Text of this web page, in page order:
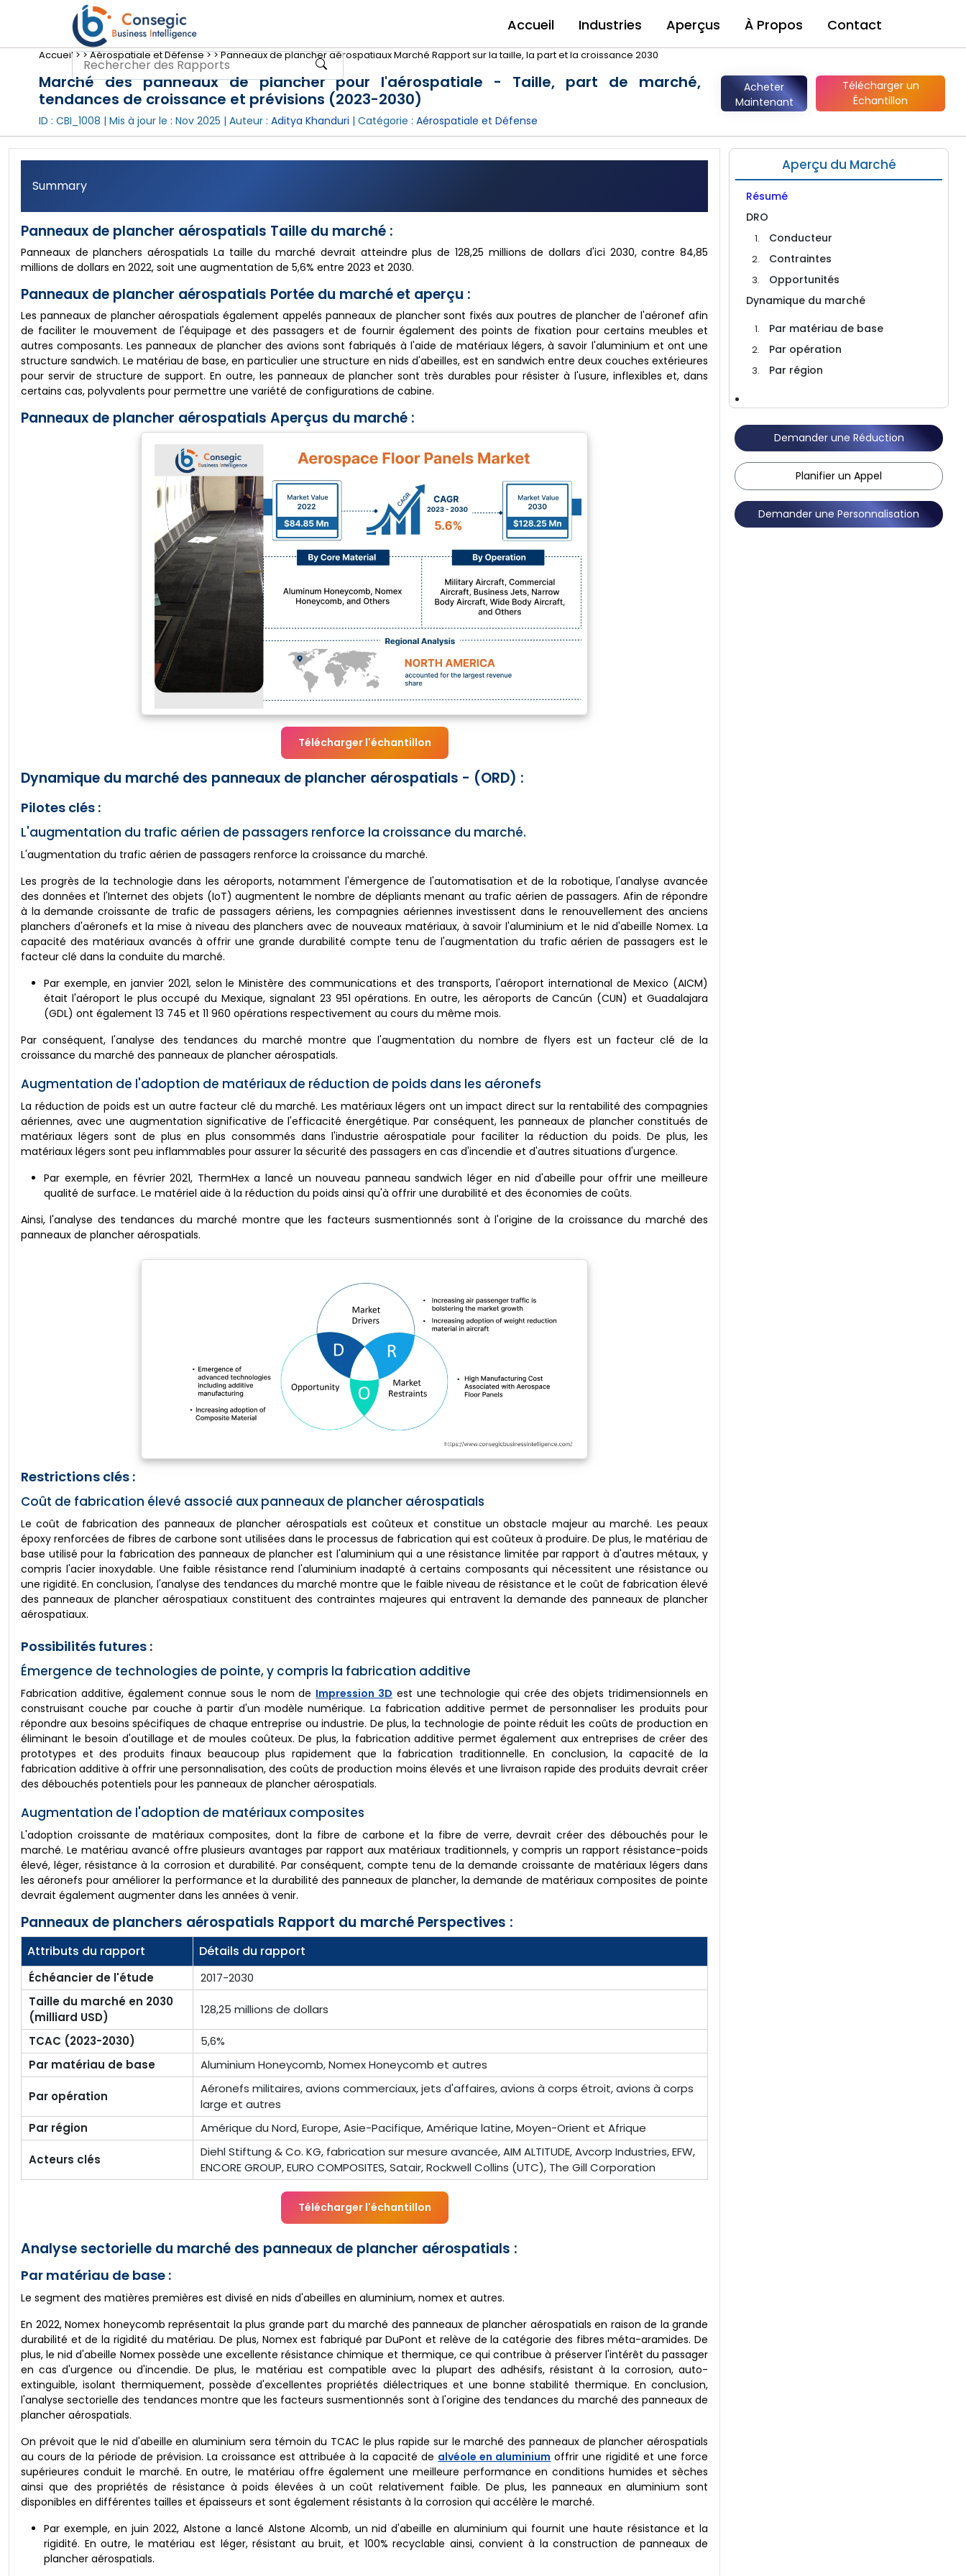
Accueil Industries Aperçus À Propos Contact
Accueil >>Aérospatiale et Défense >>Panneaux de plancher aérospatiaux Marché Rapport sur la taille, la part et la croissance 2030
Marché des panneaux de plancher pour l'aérospatiale - Taille, part de marché,
tendances de croissance et prévisions (2023-2030)
ID : CBI_1008 | Mis à jour le : Nov 2025 | Auteur : Aditya Khanduri | Catégorie : Aérospatiale et Défense
Acheter
Maintenant
Télécharger un
Échantillon
Summary
Panneaux de plancher aérospatials Taille du marché :
Panneaux de planchers aérospatials La taille du marché devrait atteindre plus de 128,25 millions de dollars d'ici 2030, contre 84,85
millions de dollars en 2022, soit une augmentation de 5,6% entre 2023 et 2030.
Panneaux de plancher aérospatials Portée du marché et aperçu :
Les panneaux de plancher aérospatials également appelés panneaux de plancher sont fixés aux poutres de plancher de l'aéronef afin
de faciliter le mouvement de l'équipage et des passagers et de fournir également des points de fixation pour certains meubles et
autres composants. Les panneaux de plancher des avions sont fabriqués à l'aide de matériaux légers, à savoir l'aluminium et ont une
structure sandwich. Le matériau de base, en particulier une structure en nids d'abeilles, est en sandwich entre deux couches extérieures
pour servir de structure de support. En outre, les panneaux de plancher sont très durables pour résister à l'usure, inflexibles et, dans
certains cas, polyvalents pour permettre une variété de configurations de cabine.
Panneaux de plancher aérospatials Aperçus du marché :
Télécharger l'échantillon
Dynamique du marché des panneaux de plancher aérospatials - (ORD) :
Pilotes clés :
L'augmentation du trafic aérien de passagers renforce la croissance du marché.
L'augmentation du trafic aérien de passagers renforce la croissance du marché.
Les progrès de la technologie dans les aéroports, notamment l'émergence de l'automatisation et de la robotique, l'analyse avancée
des données et l'Internet des objets (IoT) augmentent le nombre de dépliants menant au trafic aérien de passagers. Afin de répondre
à la demande croissante de trafic de passagers aériens, les compagnies aériennes investissent dans le renouvellement des anciens
planchers d'aéronefs et la mise à niveau des planchers avec de nouveaux matériaux, à savoir l'aluminium et le nid d'abeille Nomex. La
capacité des matériaux avancés à offrir une grande durabilité compte tenu de l'augmentation du trafic aérien de passagers est le
facteur clé dans la conduite du marché.
Par exemple, en janvier 2021, selon le Ministère des communications et des transports, l'aéroport international de Mexico (AICM)
était l'aéroport le plus occupé du Mexique, signalant 23 951 opérations. En outre, les aéroports de Cancún (CUN) et Guadalajara
(GDL) ont également 13 745 et 11 960 opérations respectivement au cours du même mois.
Par conséquent, l'analyse des tendances du marché montre que l'augmentation du nombre de flyers est un facteur clé de la
croissance du marché des panneaux de plancher aérospatials.
Augmentation de l'adoption de matériaux de réduction de poids dans les aéronefs
La réduction de poids est un autre facteur clé du marché. Les matériaux légers ont un impact direct sur la rentabilité des compagnies
aériennes, avec une augmentation significative de l'efficacité énergétique. Par conséquent, les panneaux de plancher constitués de
matériaux légers sont de plus en plus consommés dans l'industrie aérospatiale pour faciliter la réduction du poids. De plus, les
matériaux légers sont peu inflammables pour assurer la sécurité des passagers en cas d'incendie et d'autres situations d'urgence.
Par exemple, en février 2021, ThermHex a lancé un nouveau panneau sandwich léger en nid d'abeille pour offrir une meilleure
qualité de surface. Le matériel aide à la réduction du poids ainsi qu'à offrir une durabilité et des économies de coûts.
Ainsi, l'analyse des tendances du marché montre que les facteurs susmentionnés sont à l'origine de la croissance du marché des
panneaux de plancher aérospatials.
Restrictions clés :
Coût de fabrication élevé associé aux panneaux de plancher aérospatials
Le coût de fabrication des panneaux de plancher aérospatials est coûteux et constitue un obstacle majeur au marché. Les peaux
époxy renforcées de fibres de carbone sont utilisées dans le processus de fabrication qui est coûteux à produire. De plus, le matériau de
base utilisé pour la fabrication des panneaux de plancher est l'aluminium qui a une résistance limitée par rapport à d'autres métaux, y
compris l'acier inoxydable. Une faible résistance rend l'aluminium inadapté à certains composants qui nécessitent une résistance ou
une rigidité. En conclusion, l'analyse des tendances du marché montre que le faible niveau de résistance et le coût de fabrication élevé
des panneaux de plancher aérospatiaux constituent des contraintes majeures qui entravent la demande des panneaux de plancher
aérospatiaux.
Possibilités futures :
Émergence de technologies de pointe, y compris la fabrication additive
Fabrication additive, également connue sous le nom de Impression 3D est une technologie qui crée des objets tridimensionnels en
construisant couche par couche à partir d'un modèle numérique. La fabrication additive permet de personnaliser les produits pour
répondre aux besoins spécifiques de chaque entreprise ou industrie. De plus, la technologie de pointe réduit les coûts de production en
éliminant le besoin d'outillage et de moules coûteux. De plus, la fabrication additive permet également aux entreprises de créer des
prototypes et des produits finaux beaucoup plus rapidement que la fabrication traditionnelle. En conclusion, la capacité de la
fabrication additive à offrir une personnalisation, des coûts de production moins élevés et une livraison rapide des produits devrait créer
des débouchés potentiels pour les panneaux de plancher aérospatials.
Augmentation de l'adoption de matériaux composites
L'adoption croissante de matériaux composites, dont la fibre de carbone et la fibre de verre, devrait créer des débouchés pour le
marché. Le matériau avancé offre plusieurs avantages par rapport aux matériaux traditionnels, y compris un rapport résistance-poids
élevé, léger, résistance à la corrosion et durabilité. Par conséquent, compte tenu de la demande croissante de matériaux légers dans
les aéronefs pour améliorer la performance et la durabilité des panneaux de plancher, la demande de matériaux composites de pointe
devrait également augmenter dans les années à venir.
Panneaux de planchers aérospatials Rapport du marché Perspectives :
Attributs du rapport Détails du rapport
Échéancier de l'étude
2017-2030
Taille du marché en 2030
(milliard USD)
128,25 millions de dollars
TCAC (2023-2030)
5,6%
Par matériau de base
Aluminium Honeycomb, Nomex Honeycomb et autres
Par opération
Aéronefs militaires, avions commerciaux, jets d'affaires, avions à corps étroit, avions à corps
large et autres
Par région
Amérique du Nord, Europe, Asie-Pacifique, Amérique latine, Moyen-Orient et Afrique
Acteurs clés
Diehl Stiftung & Co. KG, fabrication sur mesure avancée, AIM ALTITUDE, Avcorp Industries, EFW,
ENCORE GROUP, EURO COMPOSITES, Satair, Rockwell Collins (UTC), The Gill Corporation
Télécharger l'échantillon
Analyse sectorielle du marché des panneaux de plancher aérospatials :
Par matériau de base :
Le segment des matières premières est divisé en nids d'abeilles en aluminium, nomex et autres.
En 2022, Nomex honeycomb représentait la plus grande part du marché des panneaux de plancher aérospatials en raison de la grande
durabilité et de la rigidité du matériau. De plus, Nomex est fabriqué par DuPont et relève de la catégorie des fibres méta-aramides. De
plus, le nid d'abeille Nomex possède une excellente résistance chimique et thermique, ce qui contribue à préserver l'intérêt du passager
en cas d'urgence ou d'incendie. De plus, le matériau est compatible avec la plupart des adhésifs, résistant à la corrosion, auto-
extinguible, isolant thermiquement, possède d'excellentes propriétés diélectriques et une bonne stabilité thermique. En conclusion,
l'analyse sectorielle des tendances montre que les facteurs susmentionnés sont à l'origine des tendances du marché des panneaux de
plancher aérospatials.
On prévoit que le nid d'abeille en aluminium sera témoin du TCAC le plus rapide sur le marché des panneaux de plancher aérospatials
au cours de la période de prévision. La croissance est attribuée à la capacité de alvéole en aluminium offrir une rigidité et une force
supérieures conduit le marché. En outre, le matériau offre également une meilleure performance en conditions humides et sèches
ainsi que des propriétés de résistance à poids élevées à un coût relativement faible. De plus, les panneaux en aluminium sont
disponibles en différentes tailles et épaisseurs et sont également résistants à la corrosion qui accélère le marché.
Par exemple, en juin 2022, Alstone a lancé Alstone Alcomb, un nid d'abeille en aluminium qui fournit une haute résistance et la
rigidité. En outre, le matériau est léger, résistant au bruit, et 100% recyclable ainsi, convient à la construction de panneaux de
plancher aérospatials.
Aperçu du Marché
Résumé
DRO
Conducteur
Contraintes
Opportunités
Dynamique du marché
Par matériau de base
Par opération
Par région
FAQ
Demander une Réduction
Planifier un Appel
Demander une Personnalisation